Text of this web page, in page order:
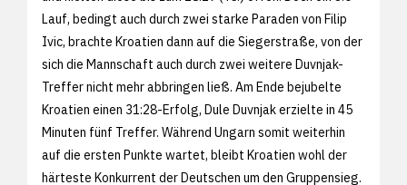
Lauf, bedingt auch durch zwei starke Paraden von Filip
Ivic, brachte Kroatien dann auf die Siegerstraße, von der
sich die Mannschaft auch durch zwei weitere Duvnjak-
Treffer nicht mehr abbringen ließ. Am Ende bejubelte
Kroatien einen 31:28-Erfolg, Dule Duvnjak erzielte in 45
Minuten fünf Treffer. Während Ungarn somit weiterhin
auf die ersten Punkte wartet, bleibt Kroatien wohl der
härteste Konkurrent der Deutschen um den Gruppensieg.